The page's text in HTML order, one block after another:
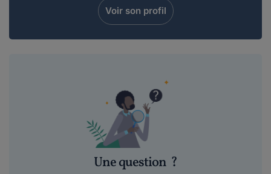
Voir son profil
Une question ?